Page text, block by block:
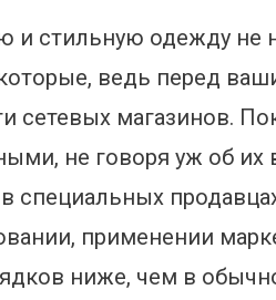
и стильную одежду не
ведь перед
магазинов.
не говоря уж об их
специальных
применении
ниже, чем в